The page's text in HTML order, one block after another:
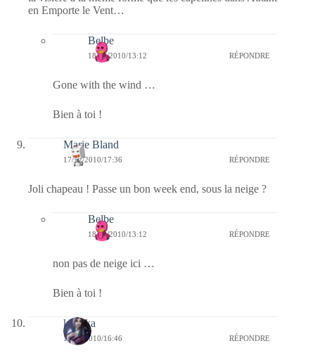
en Emporte le Vent…
Belbe
18/12/2010/13:12 RÉPONDRE
Gone with the wind …
Bien à toi !
Marie Bland
17/12/2010/17:36 RÉPONDRE
Joli chapeau ! Passe un bon week end, sous la neige ?
Belbe
18/12/2010/13:12 RÉPONDRE
non pas de neige ici …
Bien à toi !
kalinka
17/12/2010/16:46 RÉPONDRE